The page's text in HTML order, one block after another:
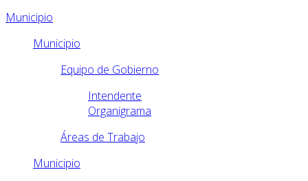
Municipio
Municipio
Equipo de Gobierno
Intendente
Organigrama
Áreas de Trabajo
Municipio